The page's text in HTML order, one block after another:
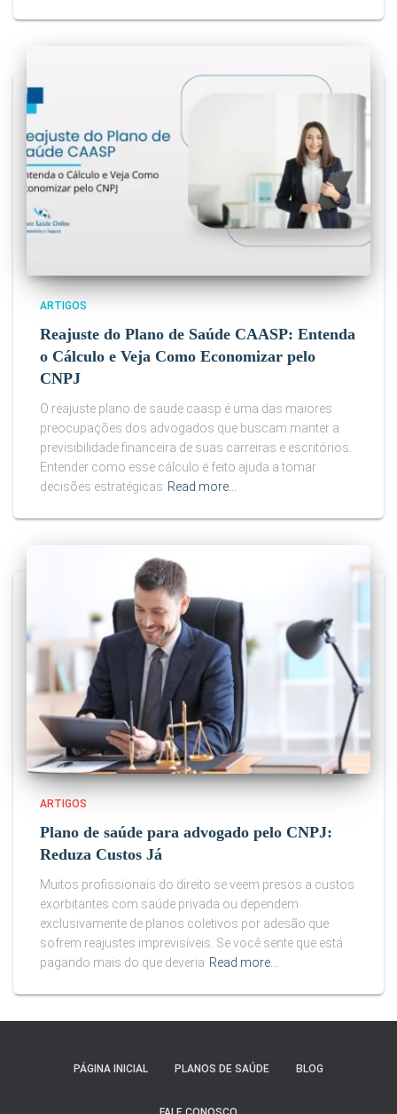
ARTIGOS
Reajuste do Plano de Saúde CAASP: Entenda
o Cálculo e Veja Como Economizar pelo
CNPJ
O reajuste plano de saude caasp é uma das maiores
preocupações dos advogados que buscam manter a
previsibilidade financeira de suas carreiras e escritórios.
Entender como esse cálculo é feito ajuda a tomar
decisões estratégicas Read more…
ARTIGOS
Plano de saúde para advogado pelo CNPJ:
Reduza Custos Já
Muitos profissionais do direito se veem presos a custos
exorbitantes com saúde privada ou dependem
exclusivamente de planos coletivos por adesão que
sofrem reajustes imprevisíveis. Se você sente que está
pagando mais do que deveria Read more…
PÁGINA INICIAL PLANOS DE SAÚDE BLOG